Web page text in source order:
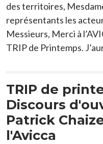
des territoires,
représentants les
Messieurs, Merci à
TRIP de Printemps.
TRIP de
Discours
Patrick
l'Avicca